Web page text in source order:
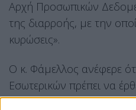
Αρχή Προσωπικών
της διαρροής, με την
κυρώσεις».
Ο κ. Φάμελλος ανέφερε
Εσωτερικών πρέπει να
Θεσμών και Διαφάνειας